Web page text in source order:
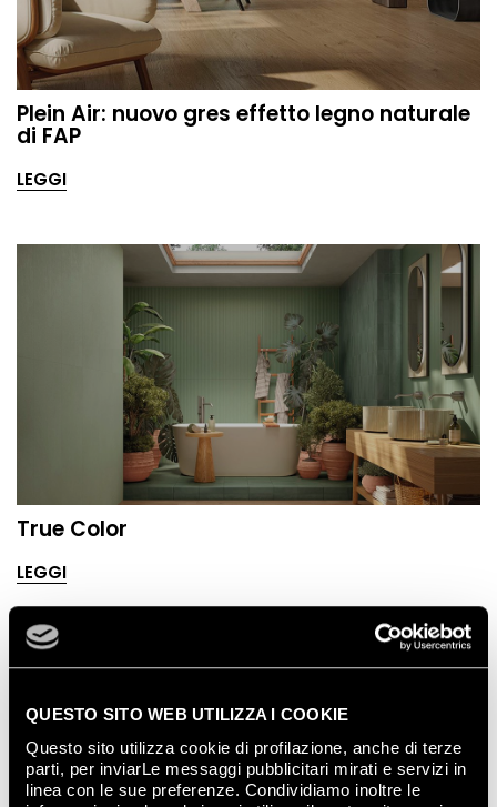
QUESTO SITO WEB UTILIZZA I COOKIE
Questo sito utilizza cookie di profilazione, anche di terze
parti, per inviarLe messaggi pubblicitari mirati e servizi in
linea con le sue preferenze. Condividiamo inoltre le
Plein Air: nuovo gres effetto legno naturale
di FAP
LEGGI
True Color
LEGGI